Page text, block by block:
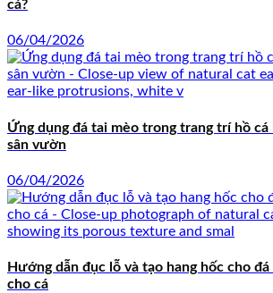
cá?
06/04/2026
Ứng dụng đá tai mèo trong trang trí hồ cá
sân vườn
06/04/2026
Hướng dẫn đục lỗ và tạo hang hốc cho
cho cá